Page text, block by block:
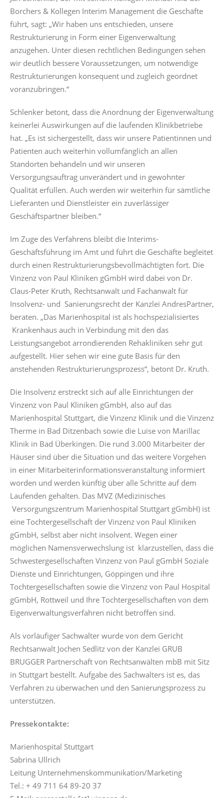
Borchers & Kollegen Interim Management die Geschäfte
führt, sagt: „Wir haben uns entschieden, unsere
Restrukturierung in Form einer Eigenverwaltung
anzugehen. Unter diesen rechtlichen Bedingungen sehen
wir deutlich bessere Voraussetzungen, um notwendige
Restrukturierungen konsequent und zugleich geordnet
voranzubringen.“
Schlenker betont, dass die Anordnung der Eigenverwaltung
keinerlei Auswirkungen auf die laufenden Klinikbetriebe
hat. „Es ist sichergestellt, dass wir unsere Patientinnen und
Patienten auch weiterhin vollumfänglich an allen
Standorten behandeln und wir unseren
Versorgungsauftrag unverändert und in gewohnter
Qualität erfüllen. Auch werden wir weiterhin für sämtliche
Lieferanten und Dienstleister ein zuverlässiger
Geschäftspartner bleiben.“
Im Zuge des Verfahrens bleibt die Interims-
Geschäftsführung im Amt und führt die Geschäfte begleitet
durch einen Restrukturierungsbevollmächtigten fort. Die
Vinzenz von Paul Kliniken gGmbH wird dabei von Dr.
Claus-Peter Kruth, Rechtsanwalt und Fachanwalt für
Insolvenz- und Sanierungsrecht der Kanzlei AndresPartner,
beraten. „Das Marienhospital ist als hochspezialisiertes
Krankenhaus auch in Verbindung mit den das
Leistungsangebot arrondierenden Rehakliniken sehr gut
aufgestellt. Hier sehen wir eine gute Basis für den
anstehenden Restrukturierungsprozess“, betont Dr. Kruth.
Die Insolvenz erstreckt sich auf alle Einrichtungen der
Vinzenz von Paul Kliniken gGmbH, also auf das
Marienhospital Stuttgart, die Vinzenz Klinik und die Vinzenz
Therme in Bad Ditzenbach sowie die Luise von Marillac
Klinik in Bad Überkingen. Die rund 3.000 Mitarbeiter der
Häuser sind über die Situation und das weitere Vorgehen
in einer Mitarbeiterinformationsveranstaltung informiert
worden und werden künftig über alle Schritte auf dem
Laufenden gehalten. Das MVZ (Medizinisches
Versorgungszentrum Marienhospital Stuttgart gGmbH) ist
eine Tochtergesellschaft der Vinzenz von Paul Kliniken
gGmbH, selbst aber nicht insolvent. Wegen einer
möglichen Namensverwechslung ist klarzustellen, dass die
Schwestergesellschaften Vinzenz von Paul gGmbH Soziale
Dienste und Einrichtungen, Göppingen und ihre
Tochtergesellschaften sowie die Vinzenz von Paul Hospital
gGmbH, Rottweil und Ihre Tochtergesellschaften von dem
Eigenverwaltungsverfahren nicht betroffen sind.
Als vorläufiger Sachwalter wurde von dem Gericht
Rechtsanwalt Jochen Sedlitz von der Kanzlei GRUB
BRUGGER Partnerschaft von Rechtsanwälten mbB mit Sitz
in Stuttgart bestellt. Aufgabe des Sachwalters ist es, das
Verfahren zu überwachen und den Sanierungsprozess zu
unterstützen.
Pressekontakte:
Marienhospital Stuttgart
Sabrina Ullrich
Leitung Unternehmenskommunikation/Marketing
Tel.: + 49 711 64 89-20 37